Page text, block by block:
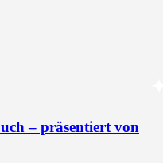
– präsentiert von